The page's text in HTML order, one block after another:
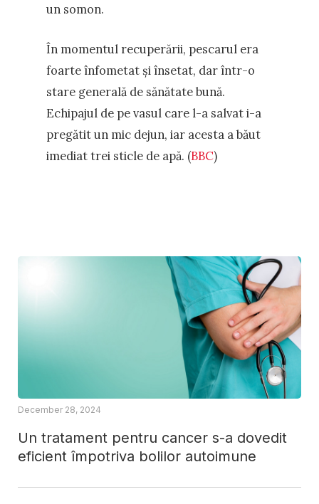
un somon.
În momentul recuperării, pescarul era
foarte înfometat și însetat, dar într-o
stare generală de sănătate bună.
Echipajul de pe vasul care l-a salvat i-a
pregătit un mic dejun, iar acesta a băut
imediat trei sticle de apă. (BBC)
Un tratament pentru cancer s-a dovedit
eficient împotriva bolilor autoimune
December 28, 2024